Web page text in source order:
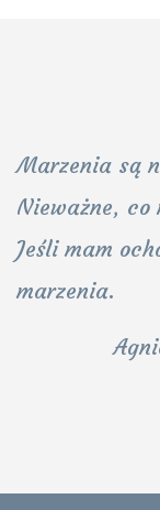
Marzenia są
Nieważne, co
Jeśli mam
marzenia.